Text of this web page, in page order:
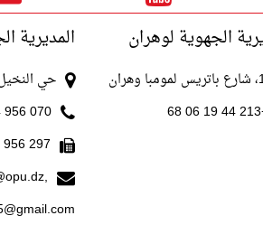
الجهوية لوهران المديرية
حي
070 956 44 213+
297 956 44 213+